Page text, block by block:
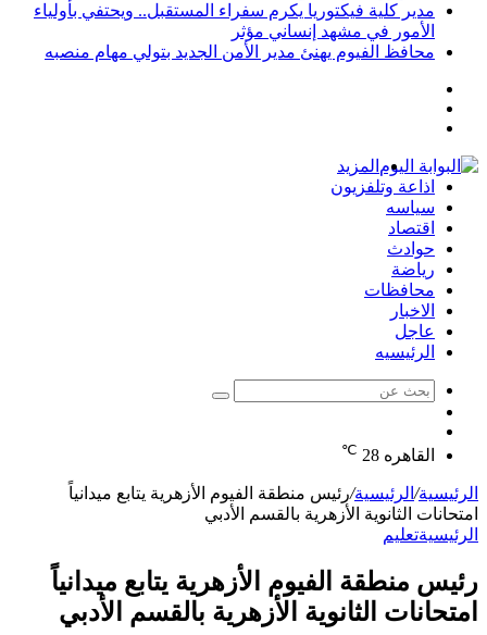
مدير كلية فيكتوريا يكرم سفراء المستقبل.. ويحتفي بأولياء
الأمور في مشهد إنساني مؤثر
محافظ الفيوم يهنئ مدير الأمن الجديد بتولي مهام منصبه
المزيد
اذاعة وتلفزيون
سياسه
اقتصاد
حوادث
رياضة
محافظات
الاخبار
عاجل
الرئيسيه
بحث
عشوائي
القاهره 28
℃
الرئيسية/ الرئيسية/رئيس منطقة الفيوم الأزهرية يتابع ميدانياً
امتحانات الثانوية الأزهرية بالقسم الأدبي
الرئيسيةتعليم
رئيس منطقة الفيوم الأزهرية يتابع ميدانياً
امتحانات الثانوية الأزهرية بالقسم الأدبي